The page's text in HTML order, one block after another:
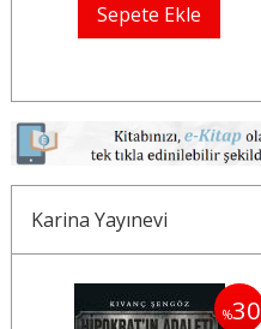
Sepete Ekle
Karina Yayınevi
%30